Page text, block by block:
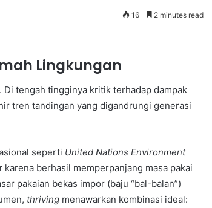
16 2 minutes read
Lingkungan
tengah tingginya kritik terhadap dampak
tren tandingan yang digandrungi generasi
seperti United Nations Environment
karena berhasil memperpanjang masa pakai
pakaian bekas impor (baju “bal-balan”)
thriving menawarkan kombinasi ideal:
Love
Borneo